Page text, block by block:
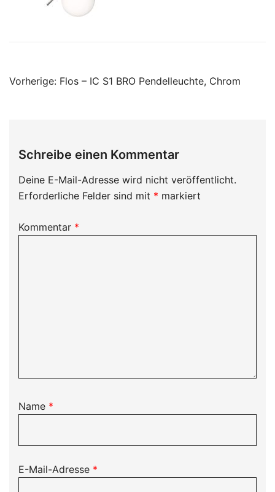
Beitragsnavigation
Vorherige: Flos – IC S1 BRO Pendelleuchte, Chrom
Schreibe einen Kommentar
Deine E-Mail-Adresse wird nicht veröffentlicht.
Erforderliche Felder sind mit * markiert
Kommentar *
Name *
E-Mail-Adresse *